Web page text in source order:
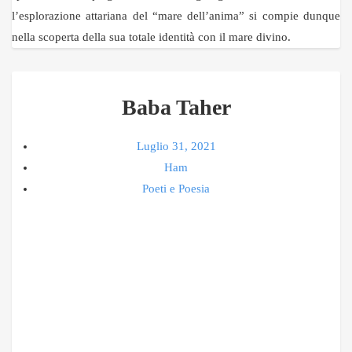
l’esplorazione attariana del “mare dell’anima” si compie dunque
nella scoperta della sua totale identità con il mare divino.
Baba Taher
Luglio 31, 2021
Ham
Poeti e Poesia